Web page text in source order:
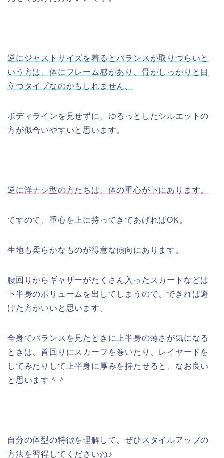
逆にジャストサイズを着るとバランスが取りづらいと
いう方は、体にフレーム感があり、骨がしっかりと目
立つタイプなのかもしれません。
ボディラインを見せずに、ゆるっとしたシルエットの
方が似合いやすいと思います。
逆に洋ナシ型の方たちは、体の重心が下にあります。
ですので、重心を上に持ってきてあげればOK。
生地も柔らかなものが得意な傾向にあります。
腰回りからギャザーがたくさん入ったスカートなどは
下半身のボリュームを出してしまうので、できれば避
けた方がいいと思います。
全身でバランスを見たときに上半身の薄さが気になる
ときは、首回りにスカーフを巻いたり、レイヤードを
してみたりして上半身に厚みを持たせると、なお良い
と思います＾＾
自分の体型の特徴を理解して、ぜひスタイルアップの
方法を習得してくださいね♪